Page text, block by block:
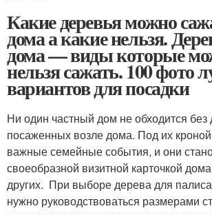
Какие деревья можно
дома а какие нельзя.
дома — виды которые
нельзя сажать. 100 фото
вариантов для посадки
Ни один частный дом не обходится без
посаженных возле дома. Под их
важные семейные события, и они
своеобразной визитной карточкой
других. При выборе дерева для
нужно руководствоваться размерами